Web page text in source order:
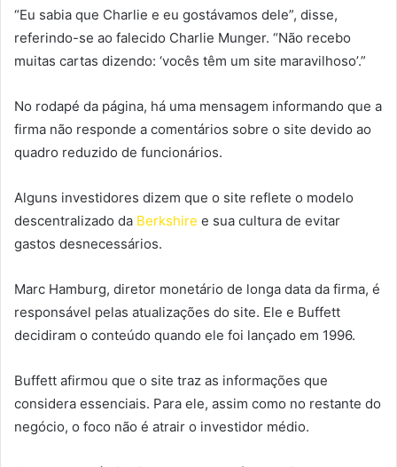
“Eu sabia que Charlie e eu gostávamos dele”, disse,
referindo-se ao falecido Charlie Munger. “Não recebo
muitas cartas dizendo: ‘vocês têm um site maravilhoso’.”
No rodapé da página, há uma mensagem informando que a
firma não responde a comentários sobre o site devido ao
quadro reduzido de funcionários.
Alguns investidores dizem que o site reflete o modelo
descentralizado da Berkshire e sua cultura de evitar
gastos desnecessários.
Marc Hamburg, diretor monetário de longa data da firma, é
responsável pelas atualizações do site. Ele e Buffett
decidiram o conteúdo quando ele foi lançado em 1996.
Buffett afirmou que o site traz as informações que
considera essenciais. Para ele, assim como no restante do
negócio, o foco não é atrair o investidor médio.